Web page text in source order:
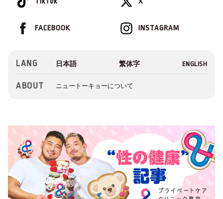
INSTAGRAM
FACEBOOK
LANG
ABOUT ニュートーキョーについて